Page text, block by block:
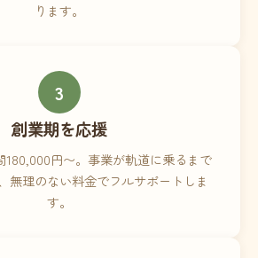
ります。
3
創業期を応援
180,000円〜。事業が軌道に乗るまで
無理のない料金でフルサポートしま
す。